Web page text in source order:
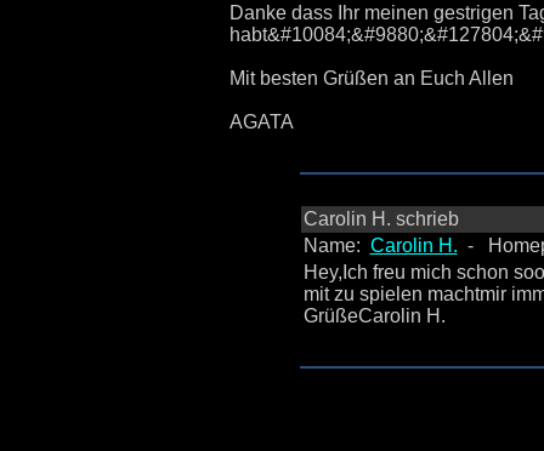
Danke dass Ihr meinen gestrigen
Mit besten Grüßen an Euch Allen
AGATA
Carolin H. schrieb
Name: Carolin H. -
Hey,Ich freu mich schon
mit zu spielen machtmir
GrüßeCarolin H.